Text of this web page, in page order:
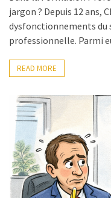
jargon ? Depuis 12 ans,
dysfonctionnements du
professionnelle. Parmi
READ MORE